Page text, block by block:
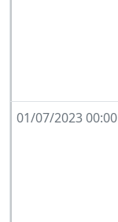
01/07/2023 00:00